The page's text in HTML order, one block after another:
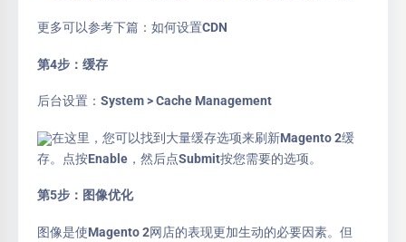
更多可以参考下篇：如何设置CDN
第4步：缓存
后台设置：System > Cache Management
在这里，您可以找到大量缓存选项来刷新Magento 2缓
存。点按Enable，然后点Submit按您需要的选项。
第5步：图像优化
图像是使Magento 2网店的表现更加生动的必要因素。但